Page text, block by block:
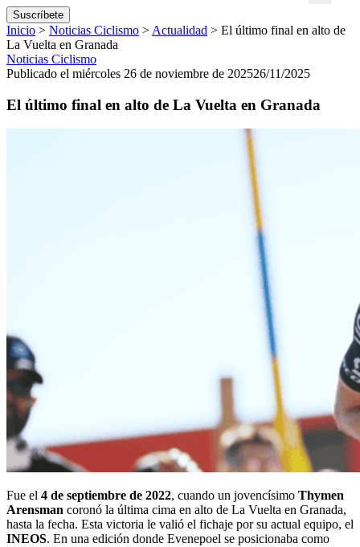
Suscríbete
Inicio > Noticias Ciclismo > Actualidad > El último final en alto de
La Vuelta en Granada
Noticias Ciclismo
Publicado el miércoles 26 de noviembre de 202526/11/2025
El último final en alto de La Vuelta en Granada
Fue el 4 de septiembre de 2022, cuando un jovencísimo Thymen
Arensman coronó la última cima en alto de La Vuelta en Granada,
hasta la fecha. Esta victoria le valió el fichaje por su actual equipo, el
INEOS. En una edición donde Evenepoel se posicionaba como